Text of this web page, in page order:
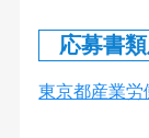
応募書
東京都産業